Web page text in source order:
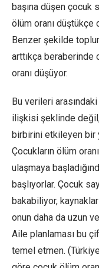
başına düşen çocuk
ölüm oranı düştükçe
Benzer şekilde
arttıkça beraberinde
oranı düşüyor.
Bu verileri
ilişkisi şeklinde
birbirini etkileyen bir
Çocukların ölüm
ulaşmaya
başlıyorlar. Çocuk
bakabiliyor,
onun daha da uzun
Aile planlaması bu
temel etmen.